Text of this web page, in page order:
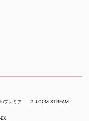
プレミア J:COM STREAM